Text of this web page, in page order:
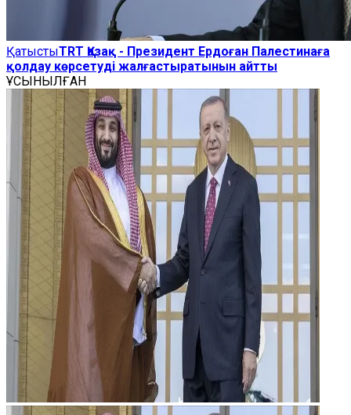
ҚатыстыTRT Қазақ - Президент Ердоған Палестинаға
қолдау көрсетуді жалғастыратынын айтты
ҰСЫНЫЛҒАН